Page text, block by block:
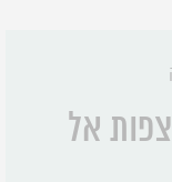
אל